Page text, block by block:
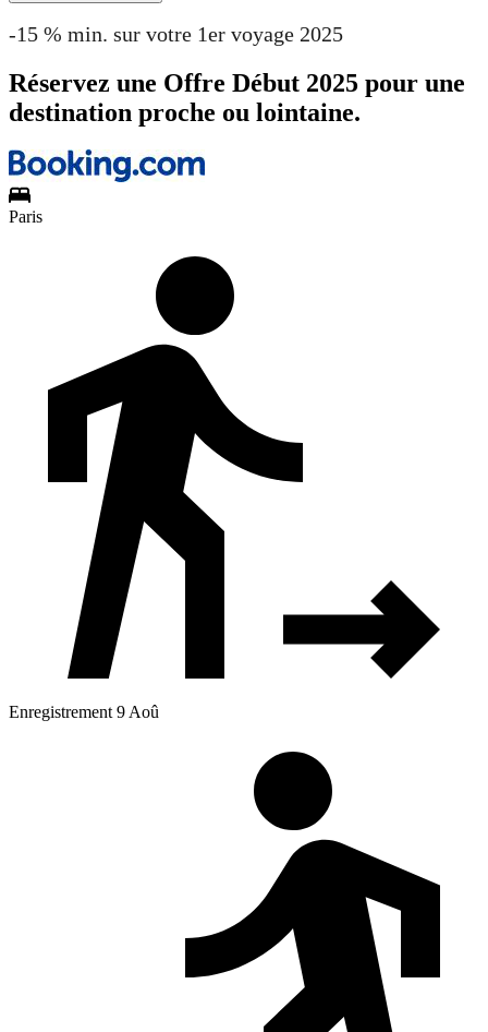
-15 % min. sur votre 1er voyage 2025
Réservez une Offre Début 2025 pour une
destination proche ou lointaine.
Paris
Enregistrement 9 Aoû